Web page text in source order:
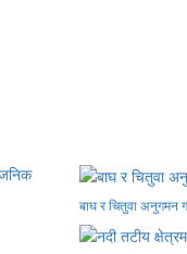
बाघ र चितुवा अनुगमन